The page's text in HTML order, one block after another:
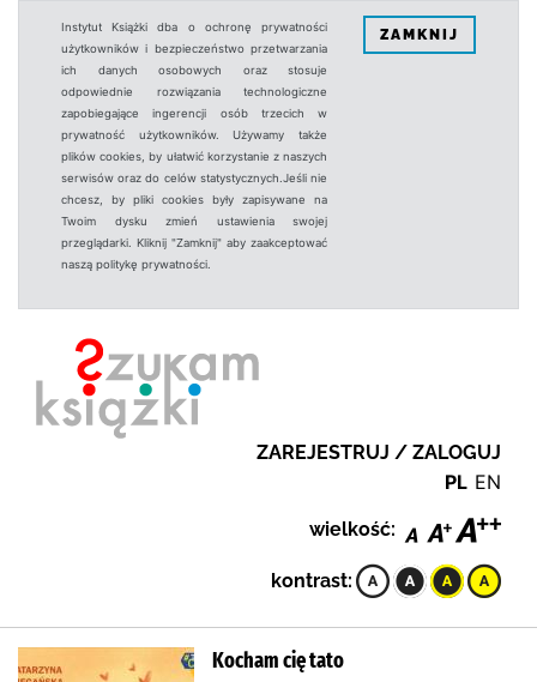
Instytut Książki dba o ochronę prywatności
użytkowników i bezpieczeństwo przetwarzania
ich danych osobowych oraz stosuje
odpowiednie rozwiązania technologiczne
zapobiegające ingerencji osób trzecich w
prywatność użytkowników. Używamy także
plików cookies, by ułatwić korzystanie z naszych
serwisów oraz do celów statystycznych.Jeśli nie
chcesz, by pliki cookies były zapisywane na
Twoim dysku zmień ustawienia swojej
przeglądarki. Kliknij "Zamknij" aby zaakceptować
naszą politykę prywatności.
ZAMKNIJ
ZAREJESTRUJ / ZALOGUJ
PL EN
wielkość:
kontrast:
Kocham cię tato